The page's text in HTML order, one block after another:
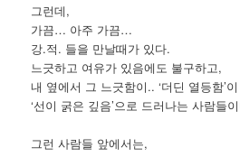
그런데,
가끔… 아주 가끔…
강.적. 들을 만날때가 있다.
느긋하고 여유가 있음에도 불구하고,
내 옆에서 그 느긋함이.. ‘더딘 열등함’
‘선이 굵은 깊음’으로 드러나는 사람들
그런 사람들 앞에서는,